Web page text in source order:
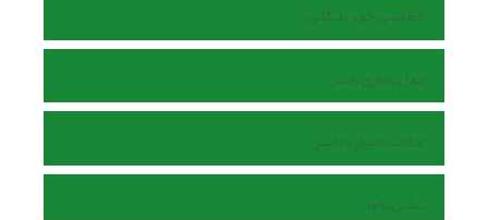
خط مشی خود بایگانی
مدل تجاری ناشر
صاحب امتیاز و ناشر
تماس با ما